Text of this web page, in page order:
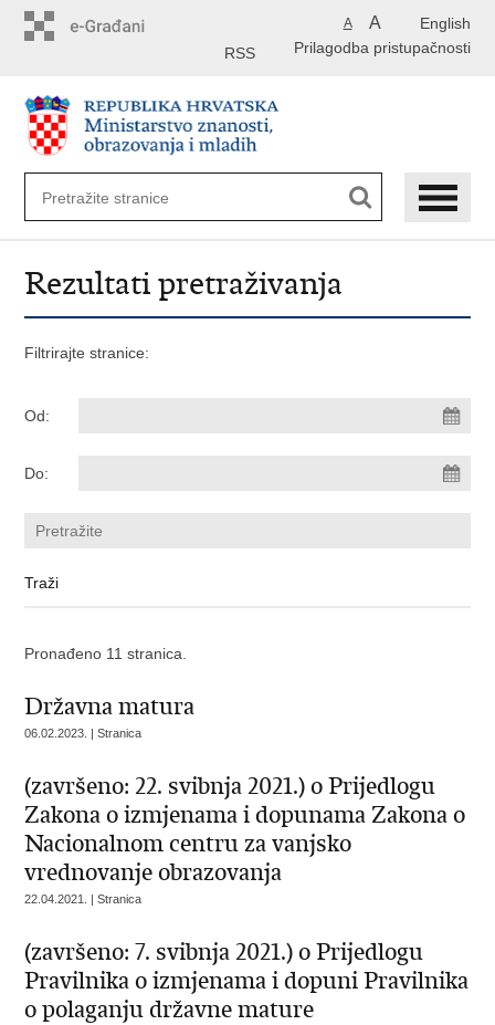
English
A A
Prilagodba pristupačnosti
RSS
Rezultati pretraživanja
Filtrirajte stranice:
Od:
Do:
Pronađeno 11 stranica.
Državna matura
06.02.2023. | Stranica
(završeno: 22. svibnja 2021.) o Prijedlogu
Zakona o izmjenama i dopunama Zakona o
Nacionalnom centru za vanjsko
vrednovanje obrazovanja
22.04.2021. | Stranica
(završeno: 7. svibnja 2021.) o Prijedlogu
Pravilnika o izmjenama i dopuni Pravilnika
o polaganju državne mature